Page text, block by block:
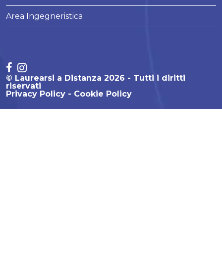
Area Ingegneristica
© Laurearsi a Distanza 2026 - Tutti i diritti
riservati
Privacy Policy
Cookie Policy